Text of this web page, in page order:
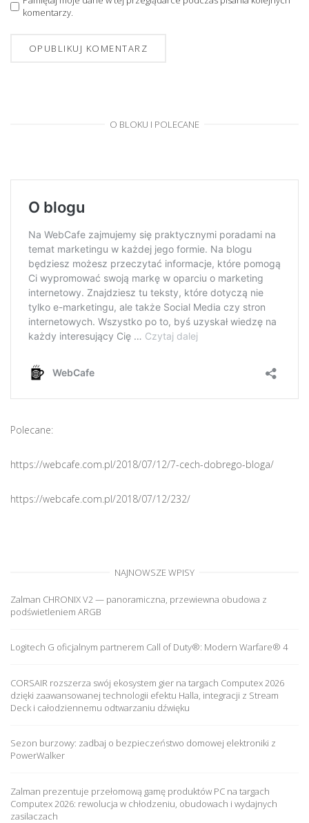
komentarzy.
O BLOKU I POLECANE
Polecane:
https://webcafe.com.pl/2018/07/12/7-cech-dobrego-bloga/
https://webcafe.com.pl/2018/07/12/232/
NAJNOWSZE WPISY
Zalman CHRONIX V2 — panoramiczna, przewiewna obudowa z
podświetleniem ARGB
Logitech G oficjalnym partnerem Call of Duty®: Modern Warfare® 4
CORSAIR rozszerza swój ekosystem gier na targach Computex 2026
dzięki zaawansowanej technologii efektu Halla, integracji z Stream
Deck i całodziennemu odtwarzaniu dźwięku
Sezon burzowy: zadbaj o bezpieczeństwo domowej elektroniki z
PowerWalker
Zalman prezentuje przełomową gamę produktów PC na targach
Computex 2026: rewolucja w chłodzeniu, obudowach i wydajnych
zasilaczach